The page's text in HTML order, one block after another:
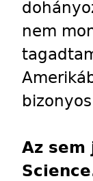
nem
Az